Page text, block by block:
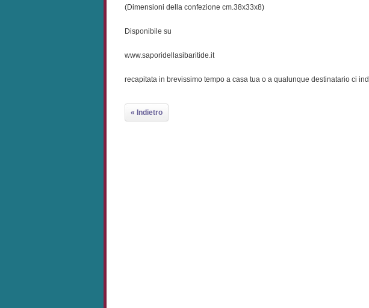
(Dimensioni della confezione cm.38x33x8)
Disponibile su
www.saporidellasibaritide.it
recapitata in brevissimo tempo a casa tua o a qualunque destinatario ci
« Indietro